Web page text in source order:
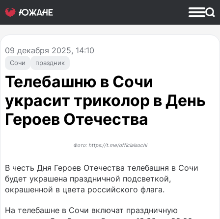
Сочи праздник
09 декабря 2025, 14:10
Телебашню в Сочи
украсит триколор в День
Героев Отечества
Фото: https://t.me/officialsochi
В честь Дня Героев Отечества телебашня в Сочи
будет украшена праздничной подсветкой,
окрашенной в цвета российского флага.
На телебашне в Сочи включат праздничную